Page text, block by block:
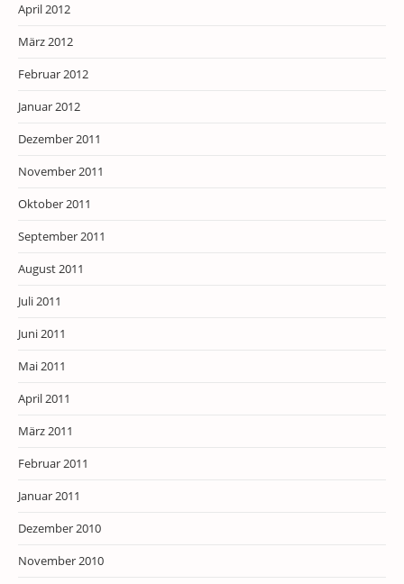
April 2012
März 2012
Februar 2012
Januar 2012
Dezember 2011
November 2011
Oktober 2011
September 2011
August 2011
Juli 2011
Juni 2011
Mai 2011
April 2011
März 2011
Februar 2011
Januar 2011
Dezember 2010
November 2010